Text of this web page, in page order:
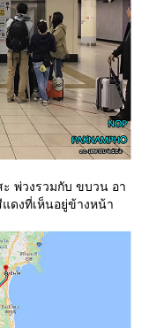
พ่วงรวมกับ ขบวน อา
ดงที่เห็นอยู่ข้างหน้า